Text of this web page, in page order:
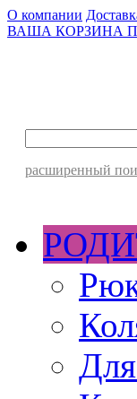
О компании
ВАША КОРЗИНА
расширенный